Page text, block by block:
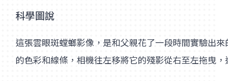
科學圖說
這張雲眼斑螳螂影像，是和父親花了一段時間實驗出
的色彩和線條，相機往左移將它的殘影從右至左拖曳